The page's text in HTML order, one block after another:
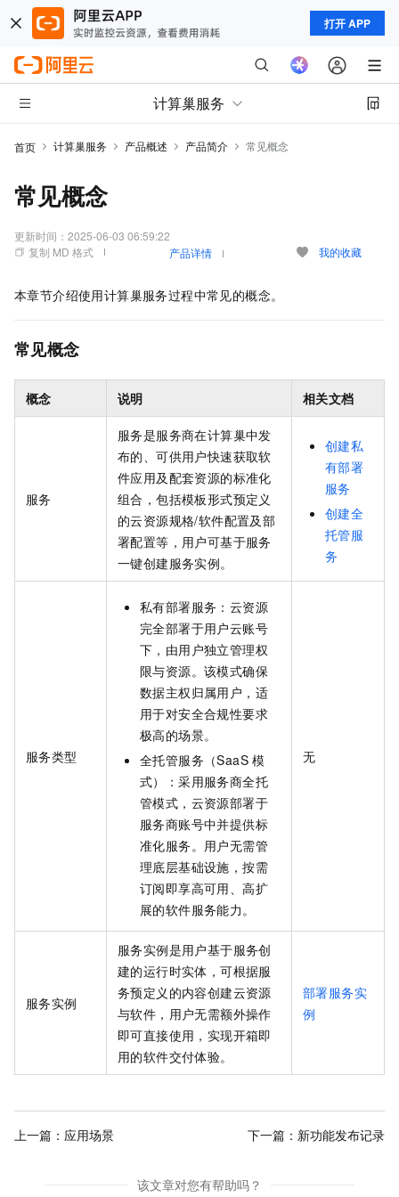
打开 APP
计算巢服务
首页 计算巢服务 产品概述 产品简介 常见概念
常见概念
更新时间： 2025-06-03 06:59:22
复制 MD 格式
产品详情 我的收藏
本章节介绍使用计算巢服务过程中常见的概念。
常见概念
概念 说明 相关文档
服务
服务是服务商在计算巢中发
布的、可供用户快速获取软
件应用及配套资源的标准化
组合，包括模板形式预定义
的云资源规格/软件配置及部
署配置等，用户可基于服务
一键创建服务实例。
创建私
有部署
服务
创建全
托管服
务
服务类型
私有部署服务：云资源
完全部署于用户云账号
下，由用户独立管理权
限与资源。该模式确保
数据主权归属用户，适
用于对安全合规性要求
极高的场景。
全托管服务（SaaS 模
式）：采用服务商全托
管模式，云资源部署于
服务商账号中并提供标
准化服务。用户无需管
理底层基础设施，按需
订阅即享高可用、高扩
展的软件服务能力。
无
服务实例
服务实例是用户基于服务创
建的运行时实体，可根据服
务预定义的内容创建云资源
与软件，用户无需额外操作
即可直接使用，实现开箱即
用的软件交付体验。
部署服务实
例
上一篇： 应用场景 下一篇： 新功能发布记录
该文章对您有帮助吗？